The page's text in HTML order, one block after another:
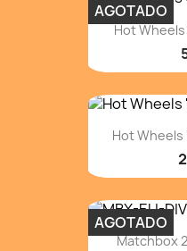
Hot
AGOTADO
Hot Wheels
Matchbox
AGOTADO